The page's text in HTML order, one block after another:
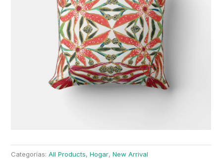
Categorías:All Products,Hogar,New Arrival